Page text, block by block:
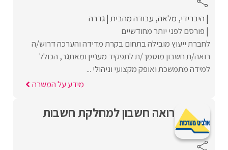
היברידי מלאה עבודה מהבית גדרה
פורסם לפני יותר מחודשיים
לחברת ייעוץ מובילה בתחום בקרת מדידה והערכה דרוש/ה
רואה/ת חשבון מוסמך/ת לתפקיד מעניין ומאתגר, הכולל
למידה מתמשכת ואופק מקצועי וניהולי ...
מידע על המשרה
רואה חשבון למחלקת חשבות